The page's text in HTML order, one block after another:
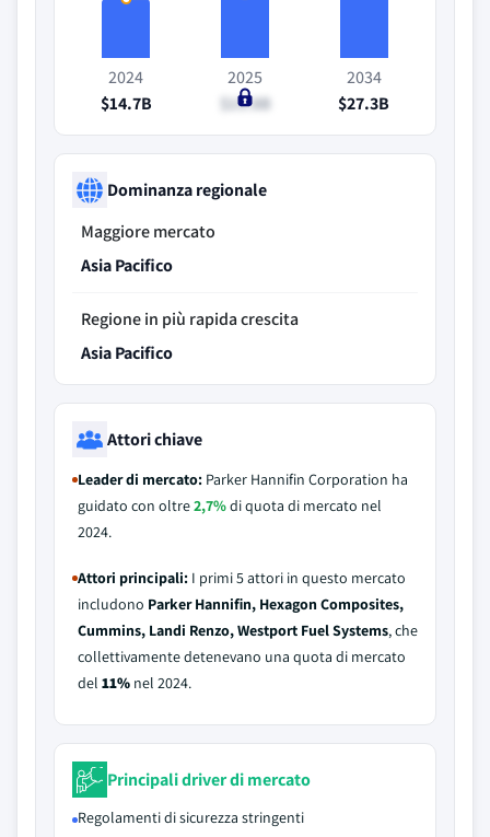
2024
$14.7B
2025
$15.8B
2034
$27.3B
Dominanza regionale
Maggiore mercato
Asia Pacifico
Regione in più rapida crescita
Asia Pacifico
Attori chiave
Leader di mercato: Parker Hannifin Corporation ha
guidato con oltre2,7%di quota di mercato nel
2024.
Attori principali: I primi 5 attori in questo mercato
includono Parker Hannifin, Hexagon Composites,
Cummins, Landi Renzo, Westport Fuel Systems, che
collettivamente detenevano una quota di mercato
del 11% nel 2024.
Principali driver di mercato
Regolamenti di sicurezza stringenti